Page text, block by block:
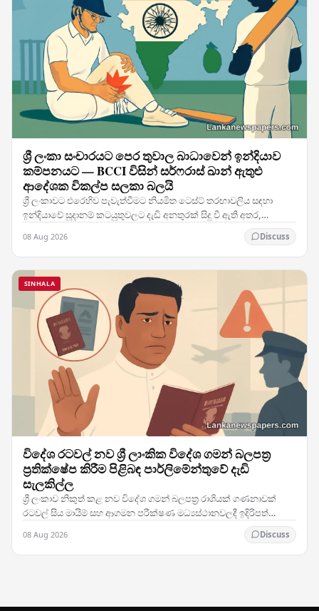
ශ්‍රී ලංකා සංචාරයට පෙර තුවාල බාධාවෙන් ඉන්දියාව
කම්පනයට — BCCI විසින් සර්ෆරාස් ඛාන් ඇතුළු
ආදේශක විකල්ප සලකා බලයි
ශ්‍රී ලංකාවට එරෙහිව පැවැත්වීමට නියමිත ටෙස්ට් තරඟාවලිය සඳහා
ඉන්දියාවේ සූදානම් කටයුතුවලට දැඩි අනතුරක් සිදු වී ඇති අතර,
08 Aug 2026 Discuss
SINHALA
විදේශ රටවල් නව ශ්‍රී ලාංකික විදේශ ගමන් බලපත්‍ර
ප්‍රතික්ෂේප කිරීම පිළිබඳ පාර්ලිමේන්තුවේ දැඩි
සැලකිල්ල
ශ්‍රී ලංකාව නිකුත් කළ නව විදේශ ගමන් බලපත්‍ර රාශියක් ගණනාවක්
රටවල් සිය මායිම් සහ ආගමන පරීක්ෂණ මධ්‍යස්ථානවලදී ඉදිරිපත්
08 Aug 2026 Discuss